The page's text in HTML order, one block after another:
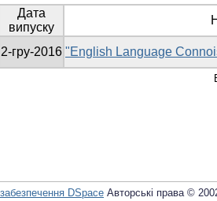
Дата
випуску
2-гру-2016 "English Language
DSpace Авторські права ©